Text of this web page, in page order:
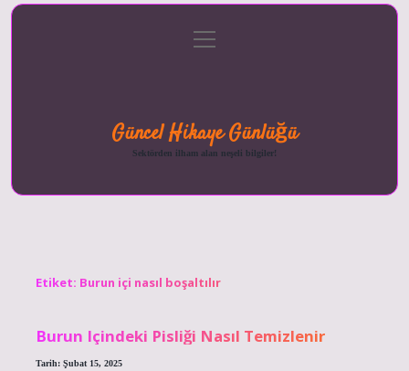
menüyü
aç
Güncel Hikaye Günlüğü
Sektörden ilham alan neşeli bilgiler!
Etiket: Burun içi nasıl boşaltılır
Burun Içindeki Pisliği Nasıl Temizlenir
Tarih: Şubat 15, 2025